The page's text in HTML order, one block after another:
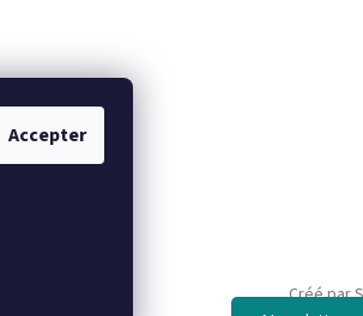
Accepter
Créé par